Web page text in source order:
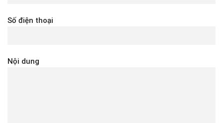
Số điện thoại
Nội dung